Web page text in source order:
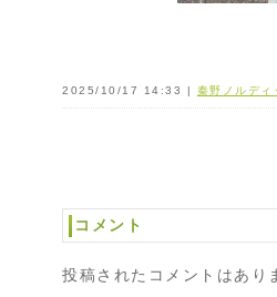
2025/10/17 14:33 | 秦野ノルディ
コメント
投稿されたコメントはあり